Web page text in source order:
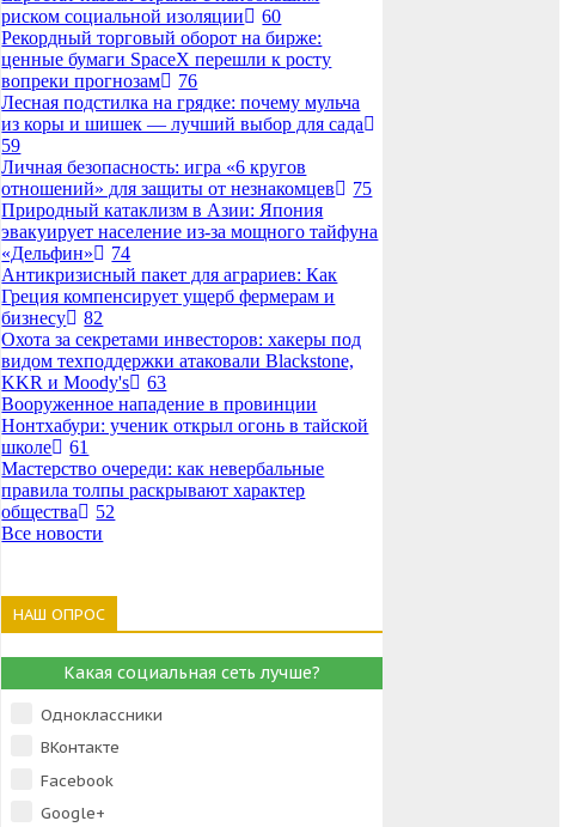
риском социальной изоляции
60
Рекордный торговый оборот на бирже:
ценные бумаги SpaceX перешли к росту
вопреки прогнозам
76
Лесная подстилка на грядке: почему мульча
из коры и шишек — лучший выбор для сада
59
Личная безопасность: игра «6 кругов
отношений» для защиты от незнакомцев
75
Природный катаклизм в Азии: Япония
эвакуирует население из-за мощного тайфуна
«Дельфин»
74
Антикризисный пакет для аграриев: Как
Греция компенсирует ущерб фермерам и
бизнесу
82
Охота за секретами инвесторов: хакеры под
видом техподдержки атаковали Blackstone,
KKR и Moody's
63
Вооруженное нападение в провинции
Нонтхабури: ученик открыл огонь в тайской
школе
61
Мастерство очереди: как невербальные
правила толпы раскрывают характер
общества
52
Все новости
НАШ ОПРОС
Какая социальная сеть лучше?
Одноклассники
ВКонтакте
Facebook
Google+